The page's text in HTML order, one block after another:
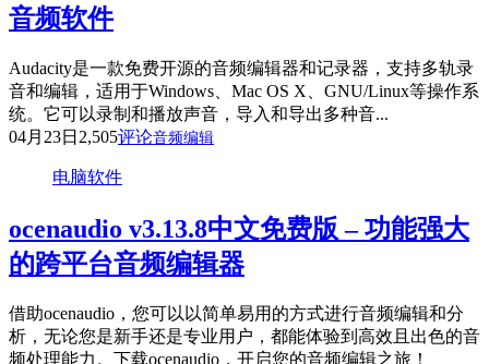
音频软件
Audacity是一款免费开源的音频编辑器和记录器，支持多轨录
音和编辑，适用于Windows、Mac OS X、GNU/Linux等操作系
统。它可以录制和播放声音，导入和导出多种音...
04月23日 2,505评论音频编辑
电脑软件
ocenaudio v3.13.8中文免费版 – 功能强大
的跨平台音频编辑器
借助ocenaudio，您可以以简单易用的方式进行音频编辑和分
析，无论您是新手还是专业用户，都能体验到高效且出色的音
频处理能力。下载ocenaudio，开启您的音频编辑之旅！